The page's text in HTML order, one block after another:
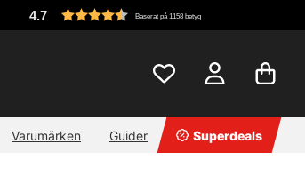
4.7 Baserat på 1158 betyg
Varumärken Guider Superdeals